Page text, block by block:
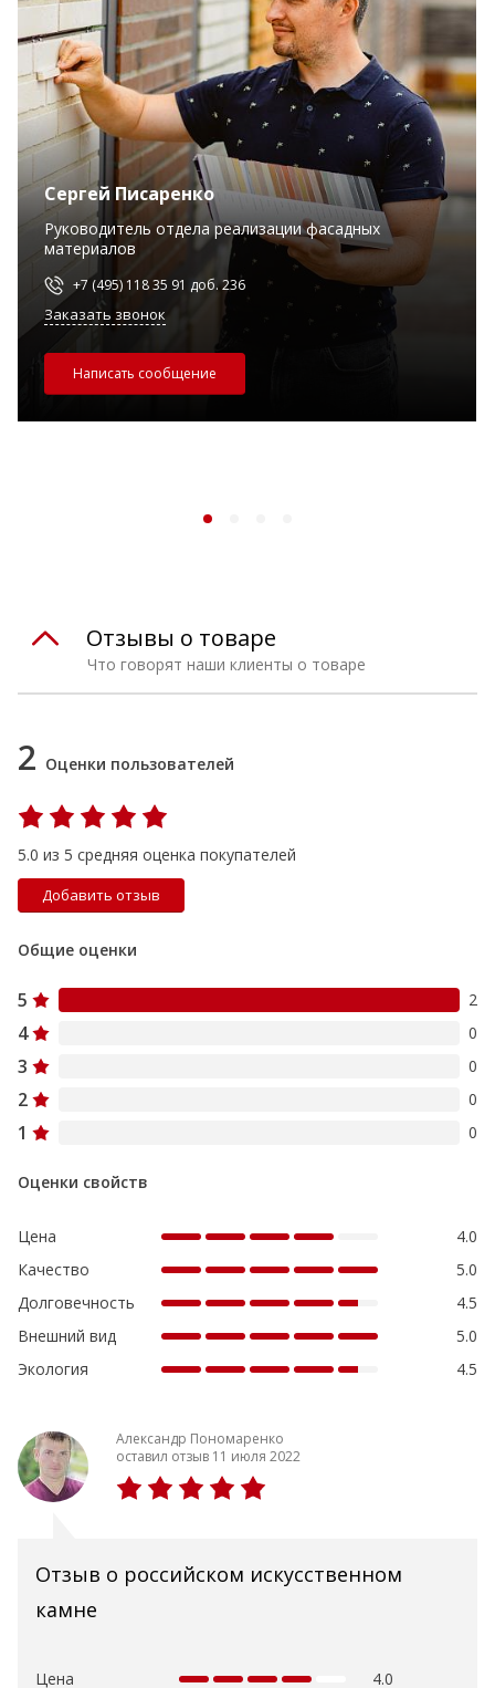
Сергей Писаренко
Руководитель отдела реализации фасадных
материалов
+7 (495) 118 35 91 доб. 236
Заказать звонок
Написать сообщение
Что говорят наши клиенты о товаре
Отзывы о товаре
2 Оценки пользователей
5.0 из 5 средняя оценка покупателей
Добавить отзыв
Общие оценки
5 2
4 0
3 0
2 0
1 0
Оценки свойств
Цена
4.0
Качество
5.0
Долговечность
4.5
Внешний вид
5.0
Экология
4.5
Александр Пономаренко
оставил отзыв 11 июля 2022
Отзыв о российском искусственном
камне
Цена
4.0